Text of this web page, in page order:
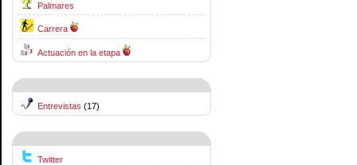
Palmares
Carrera
Actuación en la etapa
Entrevistas (17)
Twitter